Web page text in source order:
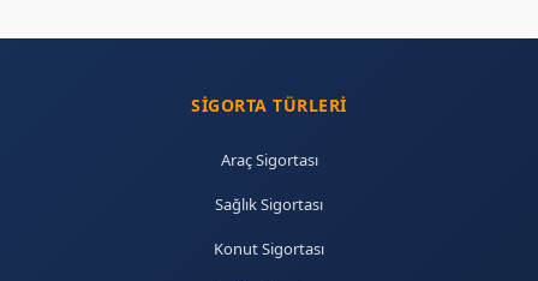
SIGORTA TÜRLERI
Araç Sigortası
Sağlık Sigortası
Konut Sigortası